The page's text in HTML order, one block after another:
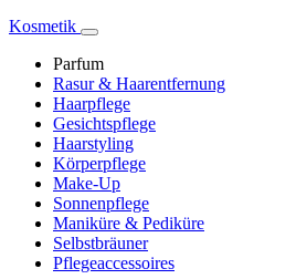
Kosmetik
Parfum
Rasur & Haarentfernung
Haarpflege
Gesichtspflege
Haarstyling
Körperpflege
Make-Up
Sonnenpflege
Maniküre & Pediküre
Selbstbräuner
Pflegeaccessoires